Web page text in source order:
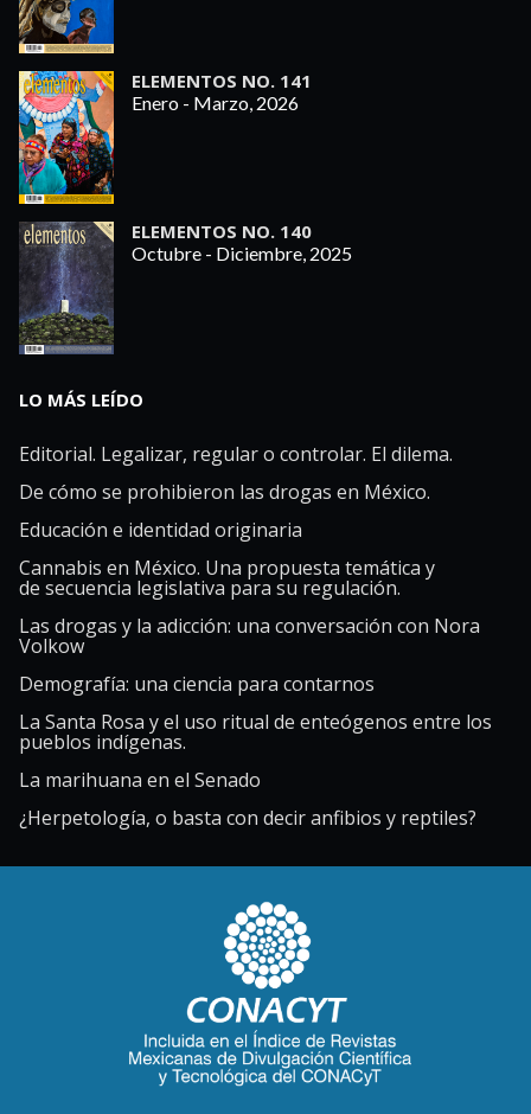
ELEMENTOS NO. 141
Enero - Marzo, 2026
ELEMENTOS NO. 140
Octubre - Diciembre, 2025
LO MÁS LEÍDO
Editorial. Legalizar, regular o controlar. El dilema.
De cómo se prohibieron las drogas en México.
Educación e identidad originaria
Cannabis en México. Una propuesta temática y
de secuencia legislativa para su regulación.
Las drogas y la adicción: una conversación con Nora
Volkow
Demografía: una ciencia para contarnos
La Santa Rosa y el uso ritual de enteógenos entre los
pueblos indígenas.
La marihuana en el Senado
¿Herpetología, o basta con decir anfibios y reptiles?